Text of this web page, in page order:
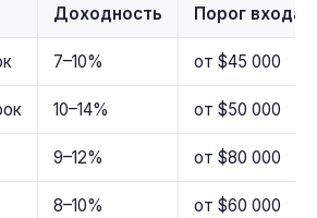
Доходность Порог входа
7–10% от $45 000
10–14% от $50 000
9–12% от $80 000
8–10% от $60 000